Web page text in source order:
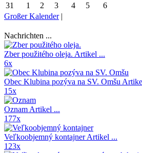
31
1 2 3 4 5
6
Großer Kalender|
Nachrichten ...
Zber použitého oleja. Artikel ...
6x
Obec Klubina pozýva na SV. Omšu
15x
Oznam Artikel ...
177x
Veľkoobjemný kontajnerArtikel ...
123x